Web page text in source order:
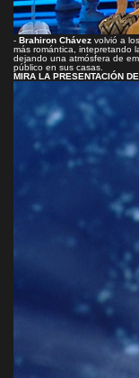
- Brahiron Chávez volvió a
más romántica, intepretando
dejando una atmósfera de
público en sus casas.
MIRA LA PRESENTACIÓN